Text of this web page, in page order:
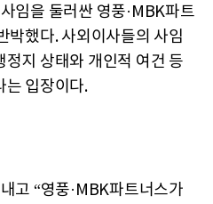
임을 둘러싼 영풍·MBK파트
박했다. 사외이사들의 사임
지 상태와 개인적 여건 등
는 입장이다.
고 “영풍·MBK파트너스가